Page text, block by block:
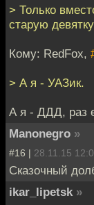
> Только
старую
Кому: RedFox,
> А я - УАЗик.
А я - ДДД, раз
Manonegro »
#16 | 28.11.15
Сказочный
ikar_lipetsk »